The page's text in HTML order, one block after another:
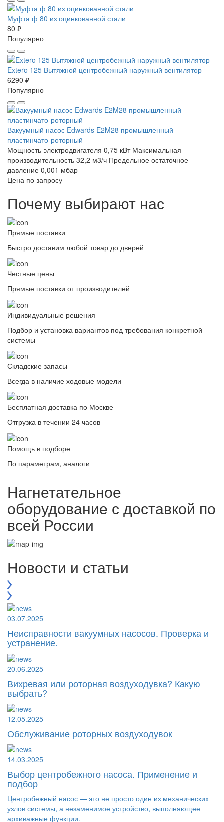
Муфта ф 80 из оцинкованной стали
80 ₽
Популярно
Extero 125 Вытяжной центробежный наружный вентилятор
6290 ₽
Популярно
Вакуумный насос Edwards E2M28 промышленный
пластинчато-роторный
Мощность электродвигателя 0,75 кВт Максимальная
производительность 32,2 м3/ч Предельное остаточное
давление 0,001 мбар
Цена по запросу
Почему выбирают нас
Прямые поставки
Быстро доставим любой товар до дверей
Честные цены
Прямые поставки от производителей
Индивидуальные решения
Подбор и установка вариантов под требования конкретной
системы
Складские запасы
Всегда в наличие ходовые модели
Бесплатная доставка по Москве
Отгрузка в течении 24 часов
Помощь в подборе
По параметрам, аналоги
Нагнетательное
оборудование с доставкой по
всей России
Новости и статьи
03.07.2025
Неисправности вакуумных насосов. Проверка и
устранение.
20.06.2025
Вихревая или роторная воздуходувка? Какую
выбрать?
12.05.2025
Обслуживание роторных воздуходувок
14.03.2025
Выбор центробежного насоса. Применение и
подбор
Центробежный насос — это не просто один из механических
узлов системы, а незаменимое устройство, выполняющее
архиважные функции.